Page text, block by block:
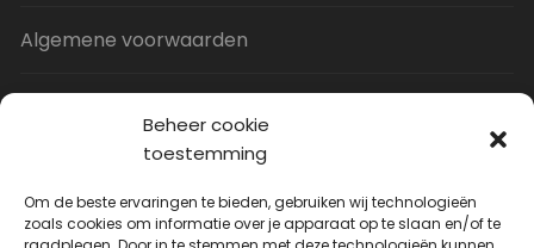
Beheer cookie
toestemming
Om de beste ervaringen te bieden, gebruiken wij technologieën
zoals cookies om informatie over je apparaat op te slaan en/of te
Algemene voorwaarden